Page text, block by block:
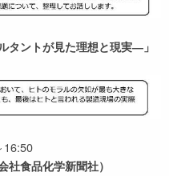
タントが見た理想と現実―」
食品化学新聞社）